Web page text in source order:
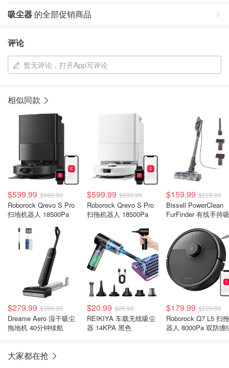
吸尘器 的全部促销商品
评论
暂无评论，打开App写评论
相似同款
$599.99 $999.99
Roborock Qrevo S Pro
扫地机器人 18500Pa
$599.99 $999.99
Roborock Qrevo S Pro
扫拖机器人 18500Pa
$159.99 $229.99
Bissell PowerClean
FurFinder 有线手持
$279.99 $399.99
Dreame Aero 湿干吸尘
拖地机 40分钟续航
$20.99 $26.99
REIKIYA 车载无线吸尘
器 14KPA 黑色
$179.99 $229.99
Roborock Q7 L5 扫
器人 8000Pa 双防缠
大家都在抢